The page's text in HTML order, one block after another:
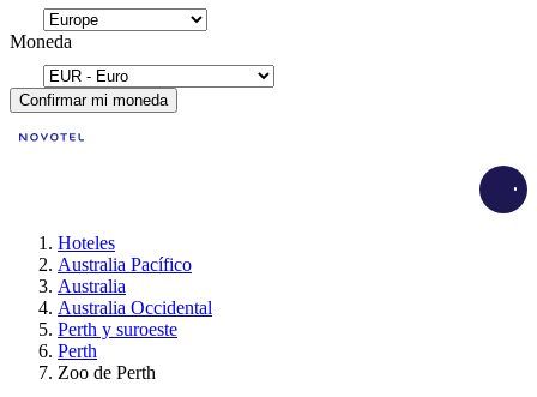
Moneda
Confirmar mi moneda
Hoteles
Australia Pacífico
Australia
Australia Occidental
Perth y suroeste
Perth
Zoo de Perth